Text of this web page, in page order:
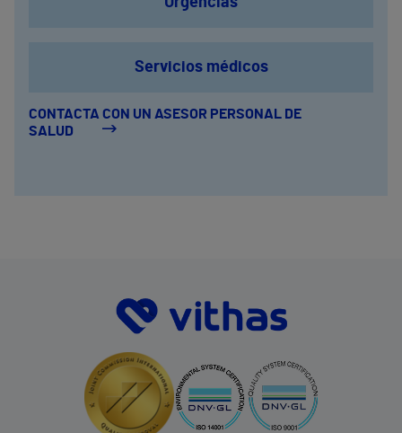
Servicios médicos
CONTACTA CON UN ASESOR PERSONAL DE
SALUD